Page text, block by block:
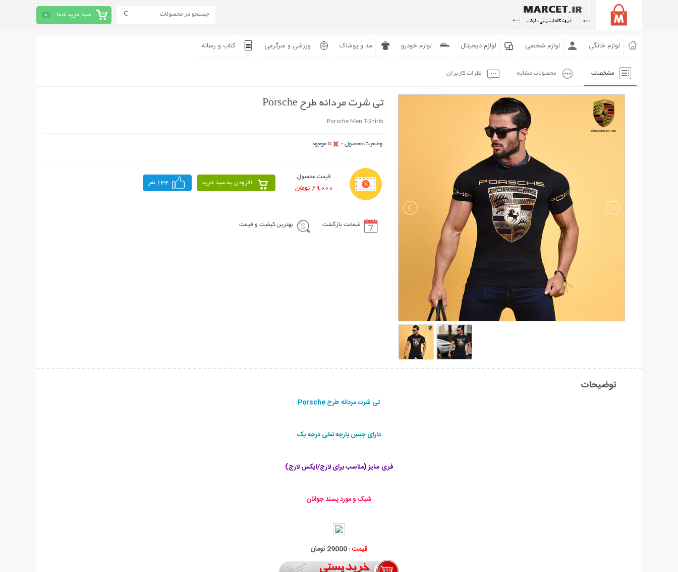
سبد خرید شما 0
لوازم خانگی لوازم شخصی لوازم دیجیتال لوازم خودرو مد و پوشاک ورزشی و سرگرمی کتاب و رسانه
مشخصات محصولات مشابه نظرات کاربران
تی شرت مردانه طرح Porsche
Porsche Men T-Shirts
قیمت محصول
29,000 تومان
افزودن به سبد خرید 134 نفر
ضمانت بازگشت بهترین کیفیت و قیمت
توضیحات
تی شرت مردانه طرح Porsche
دارای جنس پارچه نخی درجه یک
فری سایز (مناسب برای لارج/ایکس لارج)
شیک و مورد پسند جوانان
قیمت :29000 تومان